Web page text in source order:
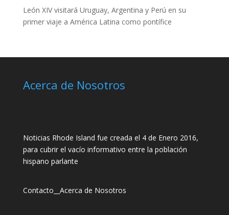
León XIV visitará Uruguay, Argentina y Perú en su
primer viaje a América Latina como pontífice
Acerca de Nosotros
Noticias Rhode Island fue creada el 4 de Enero 2016,
para cubrir el vacío informativo entre la población
hispano parlante
Contacto Acerca de Nosotros